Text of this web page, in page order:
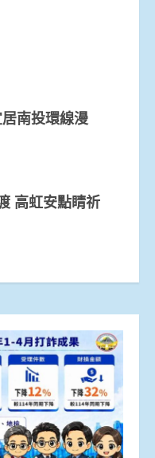
南投環線漫
高虹安點睛祈